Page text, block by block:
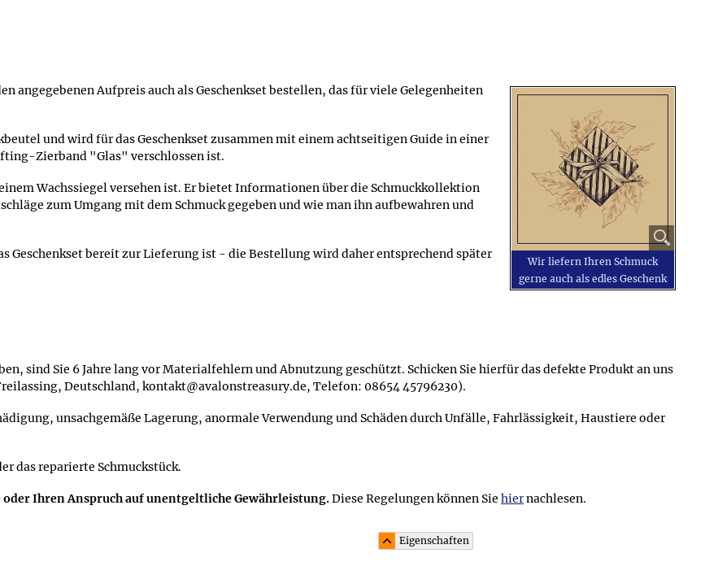
Wir liefern Ihren Schmuck
gerne auch als edles Geschenk
angegebenen Aufpreis auch als Geschenkset bestellen, das für viele Gelegenheiten
und wird für das Geschenkset zusammen mit einem achtseitigen Guide in einer
Zierband "Glas" verschlossen ist.
Wachssiegel versehen ist. Er bietet Informationen über die Schmuckkollektion
zum Umgang mit dem Schmuck gegeben und wie man ihn aufbewahren und
Geschenkset bereit zur Lieferung ist - die Bestellung wird daher entsprechend später
sind Sie 6 Jahre lang vor Materialfehlern und Abnutzung geschützt. Schicken Sie hierfür das defekte Produkt an uns
Deutschland, kontakt@avalonstreasury.de, Telefon: 08654 45796230).
unsachgemäße Lagerung, anormale Verwendung und Schäden durch Unfälle, Fahrlässigkeit, Haustiere oder
das reparierte Schmuckstück.
Ihren Anspruch auf unentgeltliche Gewährleistung.Diese Regelungen können Sie hiernachlesen.
Eigenschaften